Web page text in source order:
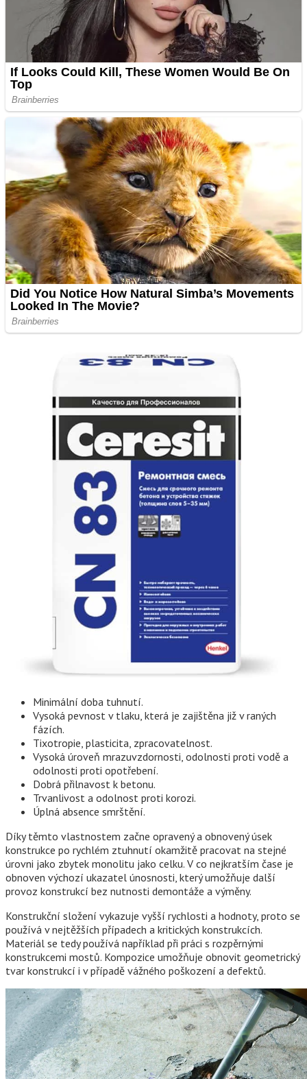
Minimální doba tuhnutí.
Vysoká pevnost v tlaku, která je zajištěna již v raných
fázích.
Tixotropie, plasticita, zpracovatelnost.
Vysoká úroveň mrazuvzdornosti, odolnosti proti vodě a
odolnosti proti opotřebení.
Dobrá přilnavost k betonu.
Trvanlivost a odolnost proti korozi.
Úplná absence smrštění.
Díky těmto vlastnostem začne opravený a obnovený úsek
konstrukce po rychlém ztuhnutí okamžitě pracovat na stejné
úrovni jako zbytek monolitu jako celku. V co nejkratším čase je
obnoven výchozí ukazatel únosnosti, který umožňuje další
provoz konstrukcí bez nutnosti demontáže a výměny.
Konstrukční složení vykazuje vyšší rychlosti a hodnoty, proto se
používá v nejtěžších případech a kritických konstrukcích.
Materiál se tedy používá například při práci s rozpěrnými
konstrukcemi mostů. Kompozice umožňuje obnovit geometrický
tvar konstrukcí i v případě vážného poškození a defektů.